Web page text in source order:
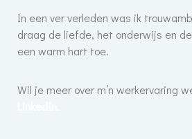
In een ver verleden was ik
draag de liefde, het onderwijs en
een warm hart toe.
Wil je meer over m’n werkervaring